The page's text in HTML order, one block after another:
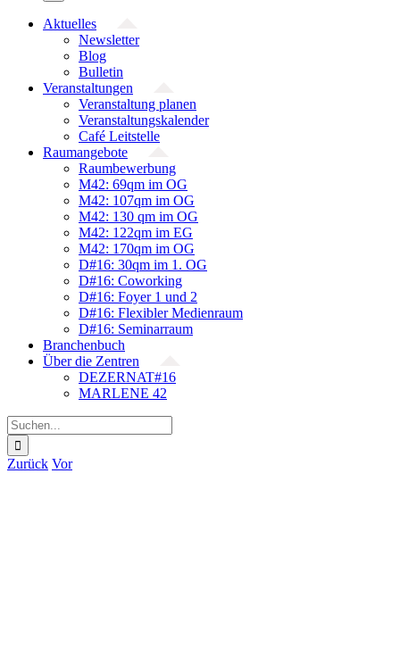
Aktuelles
Newsletter
Blog
Bulletin
Veranstaltungen
Veranstaltung planen
Veranstaltungskalender
Café Leitstelle
Raumangebote
Raumbewerbung
M42: 69qm im OG
M42: 107qm im OG
M42: 130 qm im OG
M42: 122qm im EG
M42: 170qm im OG
D#16: 30qm im 1. OG
D#16: Coworking
D#16: Foyer 1 und 2
D#16: Flexibler Medienraum
D#16: Seminarraum
Branchenbuch
Über die Zentren
DEZERNAT#16
MARLENE 42
Suche
nach:
Zurück Vor